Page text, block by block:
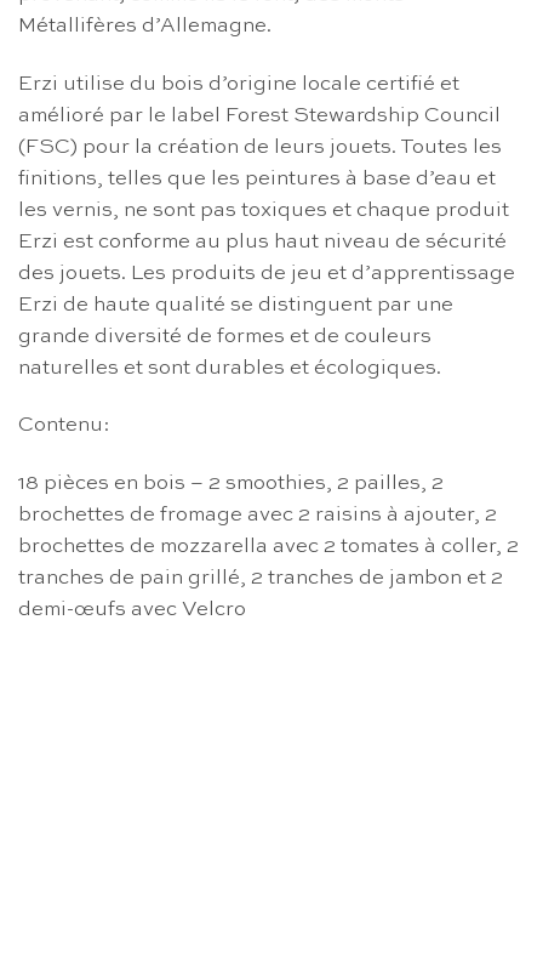
Métallifères d’Allemagne.
Erzi utilise du bois d’origine locale certifié et
amélioré par le label Forest Stewardship Council
(FSC) pour la création de leurs jouets. Toutes les
finitions, telles que les peintures à base d’eau et
les vernis, ne sont pas toxiques et chaque produit
Erzi est conforme au plus haut niveau de sécurité
des jouets. Les produits de jeu et d’apprentissage
Erzi de haute qualité se distinguent par une
grande diversité de formes et de couleurs
naturelles et sont durables et écologiques.
Contenu:
18 pièces en bois – 2 smoothies, 2 pailles, 2
brochettes de fromage avec 2 raisins à ajouter, 2
brochettes de mozzarella avec 2 tomates à coller, 2
tranches de pain grillé, 2 tranches de jambon et 2
demi-œufs avec Velcro